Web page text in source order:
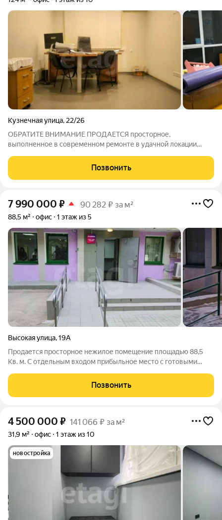
Кузнечная улица, 22/26
ОБРАТИТЕ ВНИМАНИЕ ПРОДАЕТСЯ просторное,
выполненное в современном ремонте в удачной локации
прихожая - отдельный вход, большие пластиковые-
панорамные окна высокий первый этаж -
Позвонить
7 990 000 ₽ 90 282 ₽ за м²
88,5 м² офис 1 этаж из 5
Высокая улица,19А
Продается просторное нежилое помещение площадью 88,5
Кв. м. С отдельным входом прибыльное место с готовыми
Общая площадь,оформлено как нежилое 88.5 компактное, но
функциональное пространство
Позвонить
4 500 000 ₽ 141 066 ₽ за м²
31,9 м² офис 1 этаж из 10
новостройка